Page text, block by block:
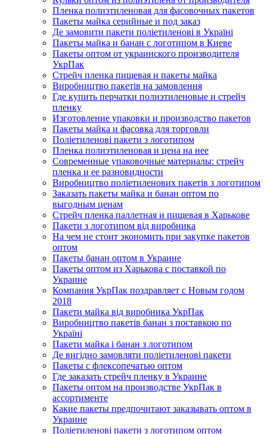
Пленка полиэтиленовая для фасовочных пакетов
Пакеты майка серийные и под заказ
Де замовити пакети поліетиленові в Україні
Пакеты майка и банан с логотипом в Киеве
Пакеты оптом от украинского производителя
УкрПак
Стрейч пленка пищевая и пакеты майка
Виробництво пакетів на замовлення
Где купить перчатки полиэтиленовые и стрейч
пленку
Изготовление упаковки и производство пакетов
Пакеты майка и фасовка для торговли
Поліетиленові пакети з логотипом
Пленка полиэтиленовая и цена на нее
Современные упаковочные материалы: стрейч
пленка и ее разновидности
Виробництво поліетиленових пакетів з логотипом
Заказать пакеты майка и банан оптом по
выгодным ценам
Стрейч пленка паллетная и пищевая в Харькове
Пакети з логотипом від виробника
На чем не стоит экономить при закупке пакетов
оптом
Пакеты банан оптом в Украине
Пакеты оптом из Харькова с поставкой по
Украине
Компания УкрПак поздравляет с Новым годом
2018
Пакети майка від виробника УкрПак
Виробництво пакетів банан з поставкою по
Україні
Пакети майка і банан з логотипом
Де вигідно замовляти поліетиленові пакети
Пакеты с флексопечатью оптом
Где заказать стрейч пленку в Украине
Пакеты оптом на производстве УкрПак в
ассортименте
Какие пакеты предпочитают заказывать оптом в
Украине
Поліетиленові пакети з логотипом оптом